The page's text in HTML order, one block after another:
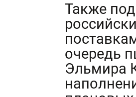
Также
очередь
Эльмира